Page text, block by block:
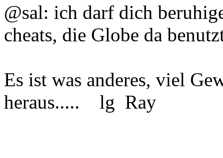
@sal: ich darf dich
cheats, die Globe da
Es ist was anderes, viel
heraus..... lg Ray